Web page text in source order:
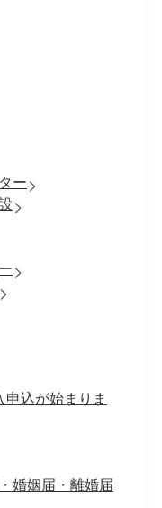
ー
込が始まりま
婚姻届・離婚届